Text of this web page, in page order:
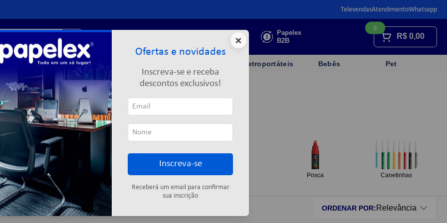
TelevendasAtendimentoWhatsapp
Faça sua
cotação
Papelex
B2B
R$ 0,00
0
Limpeza Informática Eletroportáteis Bebês Pet
Gel Brush Posca Canetinhas
2produtos ORDENAR POR Relevância
×
Ofertas e novidades
Inscreva-se e receba
descontos exclusivos!
Inscreva-se
Receberá um email para confirmar
sua inscrição